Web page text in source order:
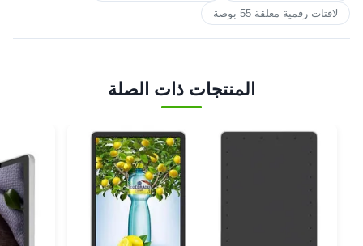
لافتات رقمية معلقة 55 بوصة
المنتجات ذات الصلة